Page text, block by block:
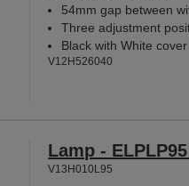
54mm gap between
Three adjustment
Black with White
V12H526040
Lamp -
V13H010L95